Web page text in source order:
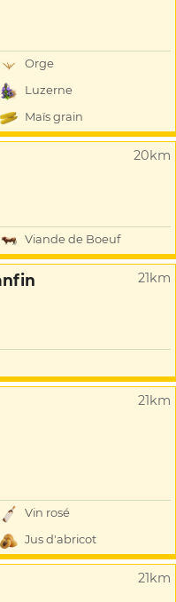
Orge
Luzerne
Maïs grain
20km
Viande de Boeuf
21km
21km
Vin rosé
Jus d'abricot
21km